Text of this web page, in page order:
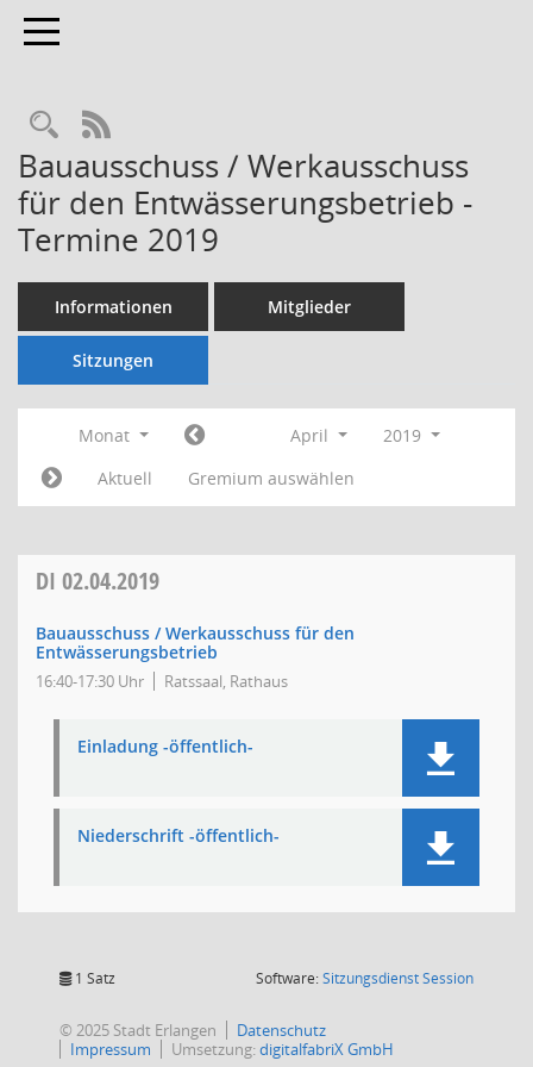
Toggle navigation
Rechercheauswahl
RSS-Feed
Bauausschuss / Werkausschuss
für den Entwässerungsbetrieb -
Termine 2019
Informationen Mitglieder
Sitzungen
Monat April
2019
Aktuell
Gremium auswählen
DI 02.04.2019
Bauausschuss / Werkausschuss für den
Entwässerungsbetrieb
16:40-17:30 Uhr Ratssaal, Rathaus
Einladung -öffentlich-
Niederschrift -öffentlich-
1 Satz Software:SitzungsdienstSession(Wird in
© 2025 Stadt Erlangen
Datenschutz
Impressum
Umsetzung:digitalfabriX GmbH